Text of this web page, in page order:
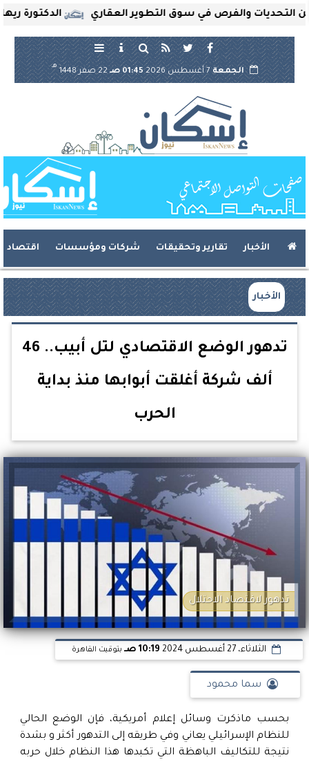
الدكتورة ريهام والفرص في سوق التطوير العقاري
الجمعة7 أغسطس 2026 01:45 صـ 22 صفر 1448
هـ
الأخبار تقارير وتحقيقات شركات ومؤسسات اقتصاد
الأخبار
تدهور الوضع الاقتصادي لتل أبيب.. 46
ألف شركة أغلقت أبوابها منذ بداية
الحرب
تدهور لاقتصاد الاحتلال
الثلاثاء، 27 أغسطس 2024 10:19 صـ بتوقيت القاهرة
سما محمود
بحسب ماذكرت وسائل إعلام أمريكية، فإن الوضع الحالي
للنظام الإسرائيلي يعاني وفي طريقه إلى التدهور أكثر و بشدة
نتيجة للتكاليف الباهظة التي تكبدها هذا النظام خلال حربه